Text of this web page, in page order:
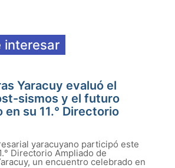
interesar
Yaracuy evaluó el
sismos y el futuro
en su 11.° Directorio
yaracuyano participó este
Directorio Ampliado de
un encuentro celebrado en